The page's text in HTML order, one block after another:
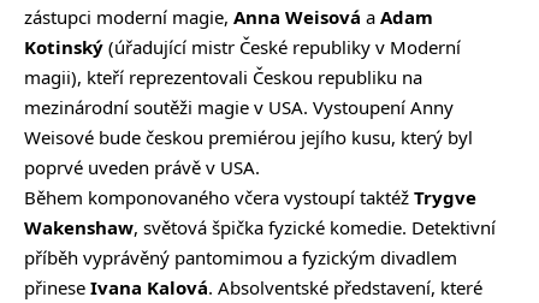
zástupci moderní magie, Anna Weisová a Adam
Kotinský (úřadující mistr České republiky v Moderní
magii), kteří reprezentovali Českou republiku na
mezinárodní soutěži magie v USA. Vystoupení Anny
Weisové bude českou premiérou jejího kusu, který byl
poprvé uveden právě v USA.
Během komponovaného včera vystoupí taktéž Trygve
Wakenshaw, světová špička fyzické komedie. Detektivní
příběh vyprávěný pantomimou a fyzickým divadlem
přinese Ivana Kalová. Absolventské představení, které